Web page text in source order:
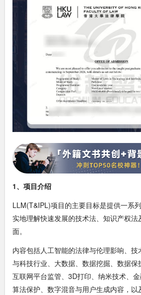
1、项目介绍
LLM(T&IPL)项目的主要目标是提供一系
实地理解快速发展的技术法、知识产权
面。
内容包括人工智能的法律与伦理影响、
与科技行业、大数据、数据挖掘、数据保
互联网平台监管、3D打印、纳米技术、
算法保护、数字混音与用户生成内容，以